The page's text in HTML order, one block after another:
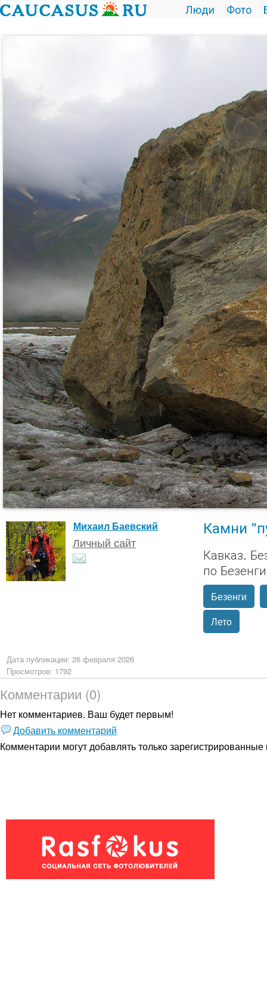
Люди Фото
Михаил Баевский
Личный сайт
Камни
Кавказ.
по
Безенги
Лето
Дата публикации: 26 февраля 2026
Просмотров: 1792
Комментарии (0)
Нет комментариев. Ваш будет первым!
Добавить комментарий
Комментарии могут добавлять толькозарегистрированные